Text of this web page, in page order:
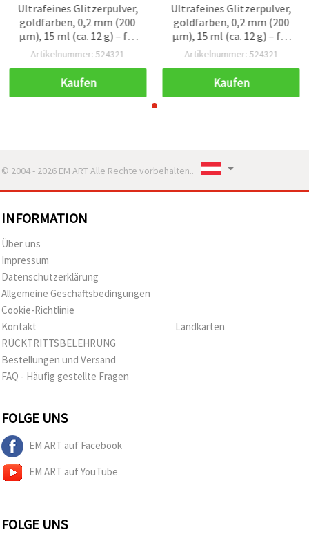
Ultrafeines Glitzerpulver,
goldfarben, 0,2 mm (200
µm), 15 ml (ca. 12 g) – für
Basteln & DIY
Artikelnummer: 524321
Kaufen
Ultrafeines Glitzerpulver,
goldfarben, 0,2 mm (200
µm), 15 ml (ca. 12 g) – für
Basteln & DIY
Artikelnummer: 524321
Kaufen
© 2004 - 2026 EM ART Alle Rechte vorbehalten..
INFORMATION
Über uns
Impressum
Datenschutzerklärung
Allgemeine Geschäftsbedingungen
Cookie-Richtlinie
Kontakt
RÜCKTRITTSBELEHRUNG
Bestellungen und Versand
FAQ - Häufig gestellte Fragen
Landkarten
FOLGE UNS
EM ART auf Facebook
EM ART auf YouTube
FOLGE UNS